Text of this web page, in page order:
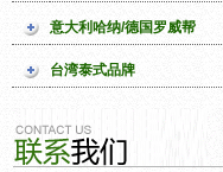
意大利哈纳/德国罗威帮
台湾泰式品牌